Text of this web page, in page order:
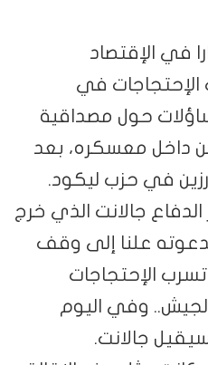
في الإقتصاد
الإحتجاجات في
حول مصداقية
داخل معسكره، بعد
في حزب ليكود.
جالانت الذي خرج
علنا إلى وقف
الإحتجاجات
وفي اليوم
سيقيل جالانت.